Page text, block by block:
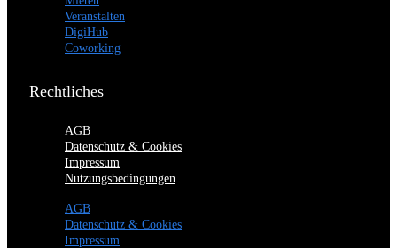
Veranstalten
DigiHub
Coworking
Rechtliches
AGB
Datenschutz & Cookies
Impressum
Nutzungsbedingungen
AGB
Datenschutz & Cookies
Impressum